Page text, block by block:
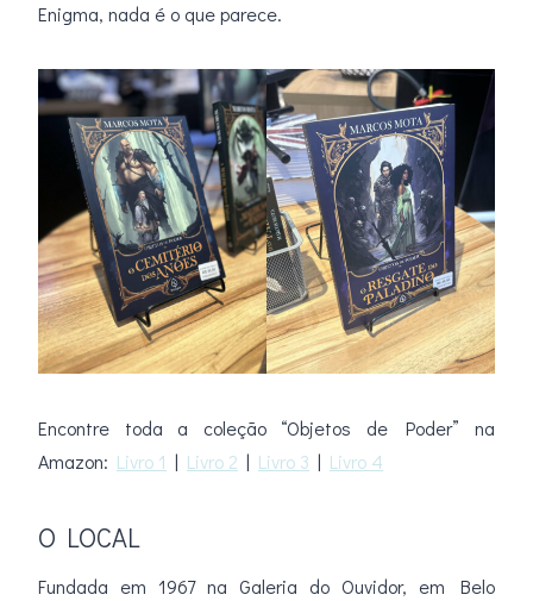
Enigma, nada é o que parece.
Encontre toda a coleção “Objetos de Poder” na
Amazon: Livro 1 | Livro 2 | Livro 3 | Livro 4
O LOCAL
Fundada em 1967 na Galeria do Ouvidor, em Belo